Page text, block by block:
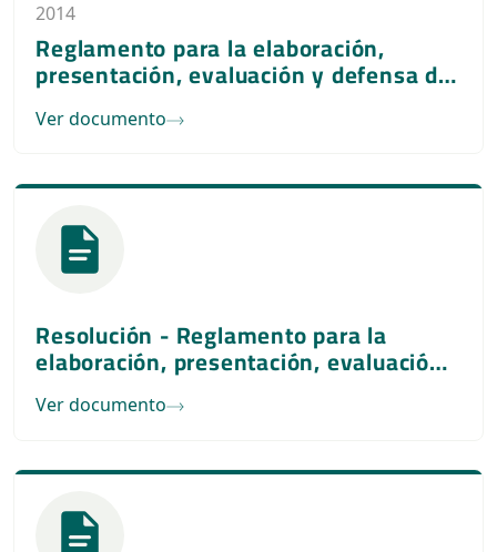
2014
Reglamento para la elaboración,
presentación, evaluación y defensa de
Tesis para las Maestrías de la
Universidad Columbia del Paraguay
Ver documento
Resolución - Reglamento para la
elaboración, presentación, evaluación
y defensa de Tesis para las Maestrías
de la Universidad Columbia del
Ver documento